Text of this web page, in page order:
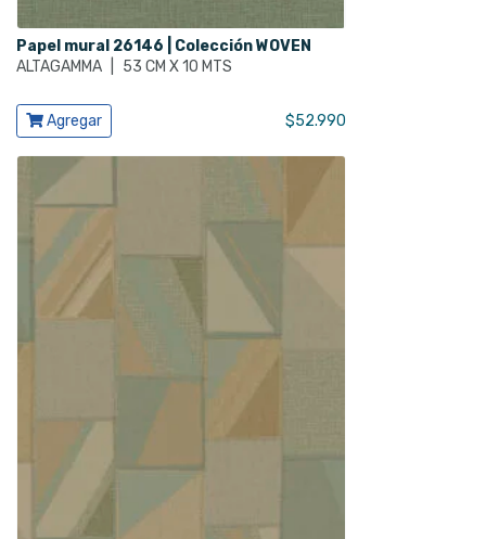
Papel mural 26146 | Colección WOVEN
ALTAGAMMA
53 CM X 10 MTS
Ver producto
Agregar $52.990